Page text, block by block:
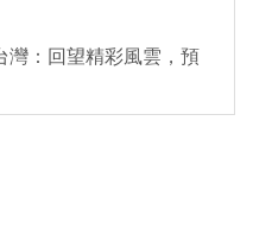
灣：回望精彩風雲，預